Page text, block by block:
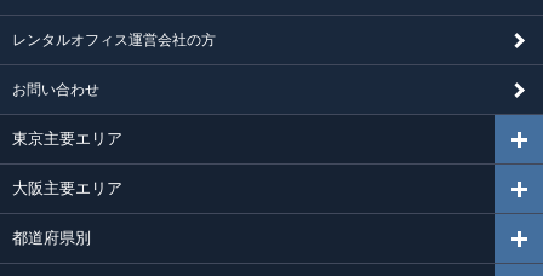
レンタルオフィス運営会社の方
お問い合わせ
東京主要エリア
大阪主要エリア
都道府県別